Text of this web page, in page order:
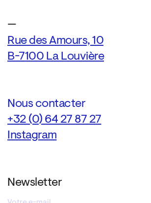
—
Rue des Amours, 10
B-7100 La Louvière
Nous contacter
+32 (0) 64 27 87 27
Instagram
Newsletter